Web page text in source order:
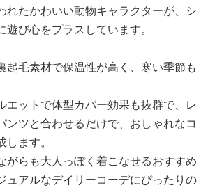
れたかわいい動物キャラクターが、シ
び心をプラスしています。
起毛素材で保温性が高く、寒い季節も
エットで体型カバー効果も抜群で、レ
ンツと合わせるだけで、おしゃれなコ
ます。
がらも大人っぽく着こなせるおすすめ
ュアルなデイリーコーデにぴったりの